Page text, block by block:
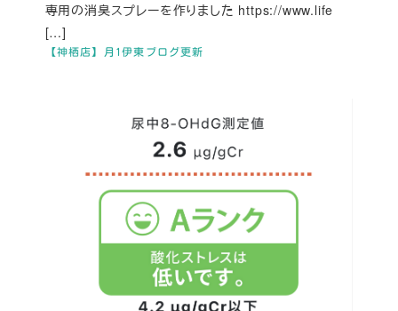
【神栖店】月1伊東ブログ更新
専用の消臭スプレーを作りました https://www.life
[…]